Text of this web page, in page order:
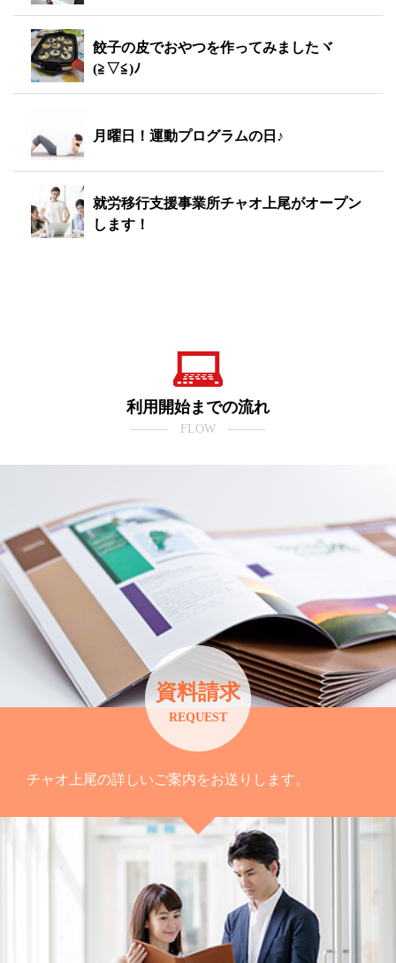
餃子の皮でおやつを作ってみましたヾ
(≧▽≦)ﾉ
月曜日！運動プログラムの日♪
就労移行支援事業所チャオ上尾がオープン
します！
利用開始までの流れ
――― FLOW ―――
資料請求
REQUEST
チャオ上尾の詳しいご案内をお送りします。